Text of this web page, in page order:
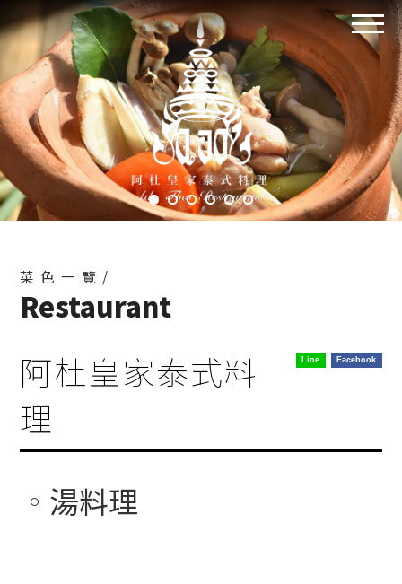
菜色一覽/
Restaurant
Facebook
Line
阿杜皇家泰式料
理
湯料理